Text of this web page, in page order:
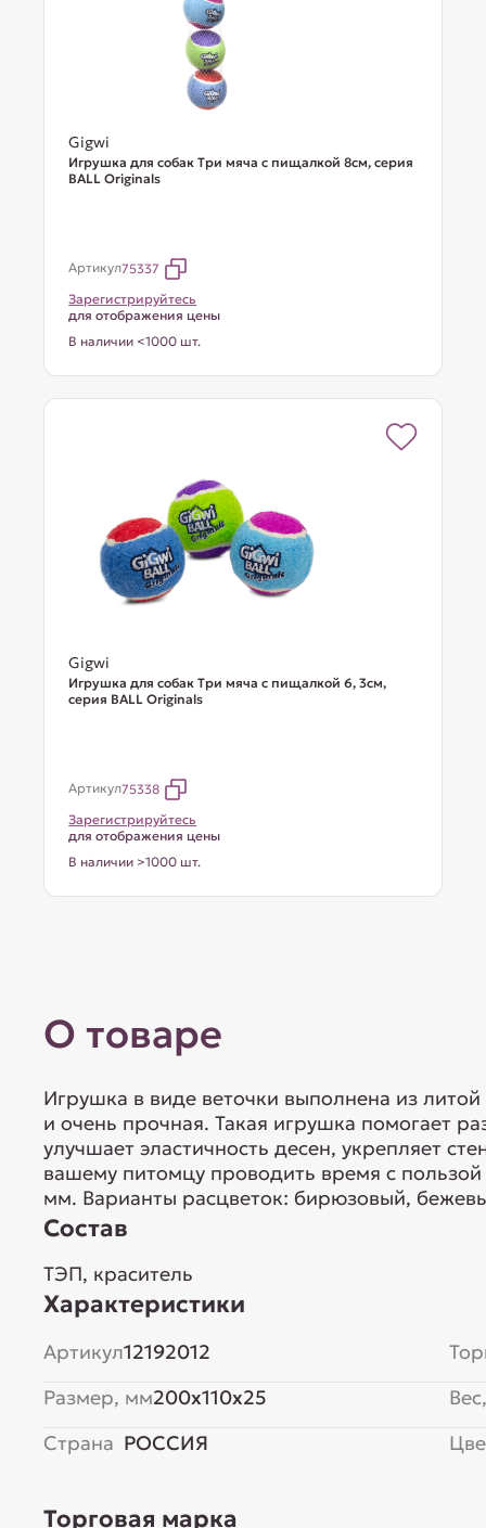
Gigwi
Игрушка для собак Три мяча с пищалкой 8см, серия
BALL Originals
Артикул75337
Зарегистрируйтесь
для отображения цены
В наличии <1000 шт.
Gigwi
Игрушка для собак Три мяча с пищалкой 6, 3см,
серия BALL Originals
Артикул75338
Зарегистрируйтесь
для отображения цены
В наличии >1000 шт.
О товаре
Игрушка в виде веточки выполнена из
и очень прочная. Такая игрушка помогает
улучшает эластичность десен, укрепляет
вашему питомцу проводить время с
мм. Варианты расцветок: бирюзовый,
Состав
ТЭП, краситель
Характеристики
Артикул12192012
Размер, мм200x110x25
Страна РОССИЯ
Торговая марка